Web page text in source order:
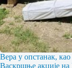
Вера у опстанак,
Васкршње акције на